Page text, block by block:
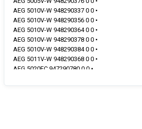
AEG 5010V-W 948290337 0 0 •
AEG 5010V-W 948290356 0 0 •
AEG 5010V-W 948290364 0 0 •
AEG 5010V-W 948290378 0 0 •
AEG 5010V-W 948290384 0 0 •
AEG 5011V-W 948290368 0 0 •
AEG 5020FC 947290780 0 0 •
AEG 5020F-W 948290365 0 0 •